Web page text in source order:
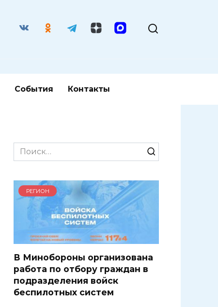
События Контакты
Search
for:
РЕГИОН
В Минобороны организована
работа по отбору граждан в
подразделения войск
беспилотных систем